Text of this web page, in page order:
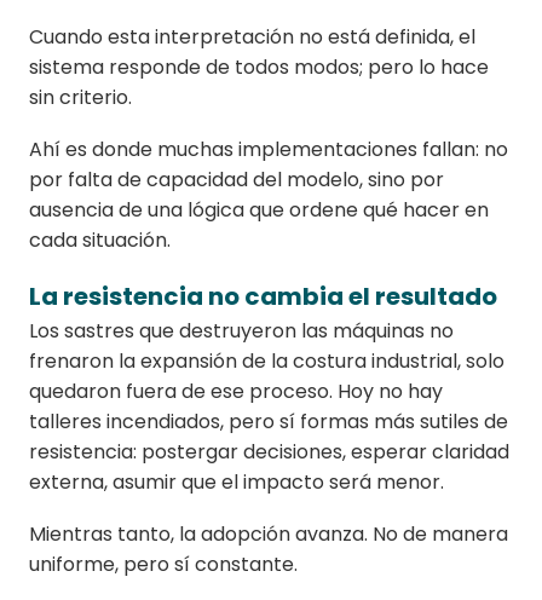
Cuando esta interpretación no está definida, el
sistema responde de todos modos; pero lo hace
sin criterio.
Ahí es donde muchas implementaciones fallan: no
por falta de capacidad del modelo, sino por
ausencia de una lógica que ordene qué hacer en
cada situación.
La resistencia no cambia el resultado
Los sastres que destruyeron las máquinas no
frenaron la expansión de la costura industrial, solo
quedaron fuera de ese proceso. Hoy no hay
talleres incendiados, pero sí formas más sutiles de
resistencia: postergar decisiones, esperar claridad
externa, asumir que el impacto será menor.
Mientras tanto, la adopción avanza. No de manera
uniforme, pero sí constante.